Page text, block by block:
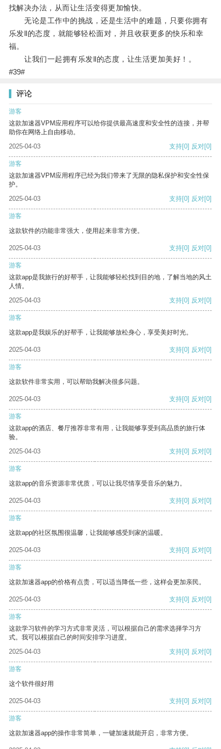
找解决办法，从而让生活变得更加愉快。
无论是工作中的挑战，还是生活中的难题，只要你拥有
乐发ll的态度，就能够轻松面对，并且收获更多的快乐和幸
福。
让我们一起拥有乐发ll的态度，让生活更加美好！。
#39#
评论
游客
这款加速器VPM应用程序可以给你提供最高速度和安全性的连接，并帮
助你在网络上自由移动。
2025-04-03
支持[0] 反对[0]
游客
这款加速器VPM应用程序已经为我们带来了无限的隐私保护和安全性保
护。
2025-04-03
支持[0] 反对[0]
游客
这款软件的功能非常强大，使用起来非常方便。
2025-04-03 支持[0] 反对[0]
游客
这款app是我旅行的好帮手，让我能够轻松找到目的地，了解当地的风土
人情。
2025-04-03
支持[0] 反对[0]
游客
这款app是我娱乐的好帮手，让我能够放松身心，享受美好时光。
2025-04-03 支持[0] 反对[0]
游客
这款软件非常实用，可以帮助我解决很多问题。
2025-04-03 支持[0] 反对[0]
游客
这款app的酒店、餐厅推荐非常有用，让我能够享受到高品质的旅行体
验。
2025-04-03
支持[0] 反对[0]
游客
这款app的音乐资源非常优质，可以让我尽情享受音乐的魅力。
2025-04-03 支持[0] 反对[0]
游客
这款app的社区氛围很温馨，让我能够感受到家的温暖。
2025-04-03 支持[0] 反对[0]
游客
这款加速器app的价格有点贵，可以适当降低一些，这样会更加亲民。
2025-04-03 支持[0] 反对[0]
游客
这款学习软件的学习方式非常灵活，可以根据自己的需求选择学习方
式。我可以根据自己的时间安排学习进度。
2025-04-03
支持[0] 反对[0]
游客
这个软件很好用
2025-04-03 支持[0] 反对[0]
游客
这款加速器app的操作非常简单，一键加速就能开启，非常方便。